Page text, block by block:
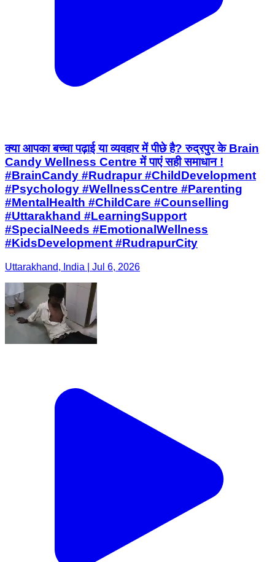
क्या आपका बच्चा पढ़ाई या व्यवहार में पीछे है? रुद्रपुर के Brain
Candy Wellness Centre में पाएं सही समाधान !
#BrainCandy #Rudrapur #ChildDevelopment
#Psychology #WellnessCentre #Parenting
#MentalHealth #ChildCare #Counselling
#Uttarakhand #LearningSupport
#SpecialNeeds #EmotionalWellness
#KidsDevelopment #RudrapurCity
Uttarakhand, India | Jul 6, 2026